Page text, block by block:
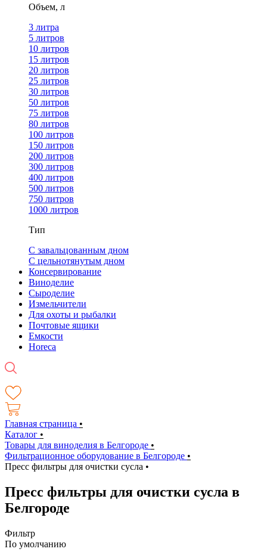
Объем, л
3 литра
5 литров
10 литров
15 литров
20 литров
25 литров
30 литров
50 литров
75 литров
80 литров
100 литров
150 литров
200 литров
300 литров
400 литров
500 литров
750 литров
1000 литров
Тип
С завальцованным дном
С цельнотянутым дном
Консервирование
Виноделие
Сыроделие
Измельчители
Для охоты и рыбалки
Почтовые ящики
Емкости
Horeca
Главная страница •
Каталог •
Товары для виноделия в Белгороде •
Фильтрационное оборудование в Белгороде •
Пресс фильтры для очистки сусла •
Пресс фильтры для очистки сусла в
Белгороде
Фильтр
По умолчанию